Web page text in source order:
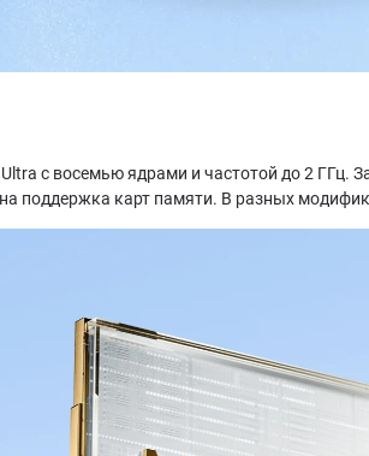
с восемью ядрами и частотой до 2 ГГц.
поддержка карт памяти. В разных